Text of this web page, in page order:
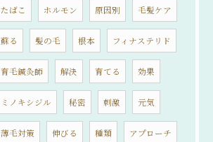
たばこ ホルモン 原因別 毛髪ケア
蘇る 髪の毛 根本 フィナステリド
育毛鍼灸師 解決 育てる 効果
ミノキシジル 秘密 刺激 元気
薄毛対策 伸びる 種類 アプローチ